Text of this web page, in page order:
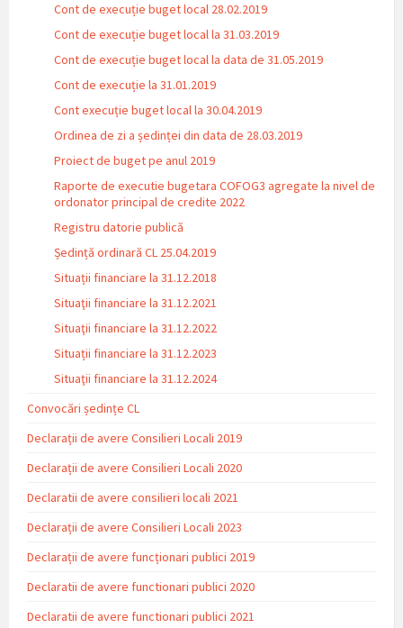
Cont de execuție buget local 28.02.2019
Cont de execuție buget local la 31.03.2019
Cont de execuție buget local la data de 31.05.2019
Cont de execuție la 31.01.2019
Cont execuție buget local la 30.04.2019
Ordinea de zi a ședinței din data de 28.03.2019
Proiect de buget pe anul 2019
Raporte de executie bugetara COFOG3 agregate la nivel de
ordonator principal de credite 2022
Registru datorie publică
Ședință ordinară CL 25.04.2019
Situații financiare la 31.12.2018
Situaţii financiare la 31.12.2021
Situaţii financiare la 31.12.2022
Situații financiare la 31.12.2023
Situaţii financiare la 31.12.2024
Convocări ședințe CL
Declarații de avere Consilieri Locali 2019
Declarații de avere Consilieri Locali 2020
Declaratii de avere consilieri locali 2021
Declarații de avere Consilieri Locali 2023
Declarații de avere funcționari publici 2019
Declaratii de avere functionari publici 2020
Declaratii de avere functionari publici 2021